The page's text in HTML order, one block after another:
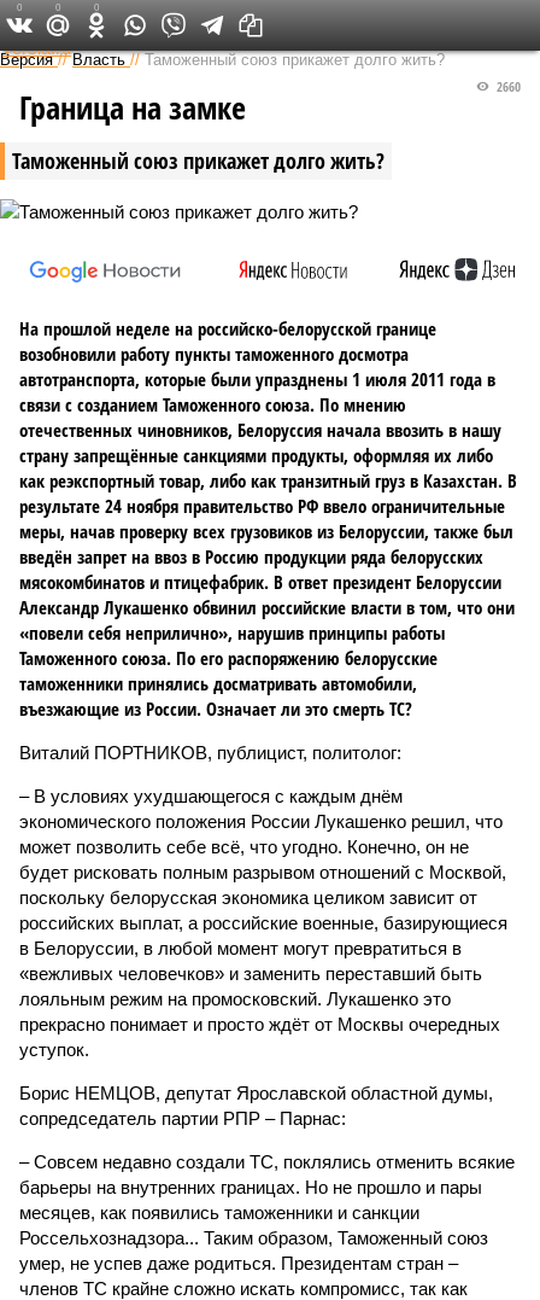
Федеральный выпуск
Версия //Власть //Таможенный союз прикажет долго жить?
Таможенный союз прикажет долго жить?
2660
Граница на замке
На прошлой неделе на российско-белорусской границе
возобновили работу пункты таможенного досмотра
автотранспорта, которые были упразднены 1 июля 2011 года в
связи с созданием Таможенного союза. По мнению
отечественных чиновников, Белоруссия начала ввозить в нашу
страну запрещённые санкциями продукты, оформляя их либо
как реэкспортный товар, либо как транзитный груз в Казахстан. В
результате 24 ноября правительство РФ ввело ограничительные
меры, начав проверку всех грузовиков из Белоруссии, также был
введён запрет на ввоз в Россию продукции ряда белорусских
мясокомбинатов и птицефабрик. В ответ президент Белоруссии
Александр Лукашенко обвинил российские власти в том, что они
«повели себя неприлично», нарушив принципы работы
Таможенного союза. По его распоряжению белорусские
таможенники принялись досматривать автомобили,
въезжающие из России. Означает ли это смерть ТС?
Виталий ПОРТНИКОВ, публицист, политолог:
– В условиях ухудшающегося с каждым днём
экономического положения России Лукашенко решил, что
может позволить себе всё, что угодно. Конечно, он не
будет рисковать полным разрывом отношений с Москвой,
поскольку белорусская экономика целиком зависит от
российских выплат, а российские военные, базирующиеся
в Белоруссии, в любой момент могут превратиться в
«вежливых человечков» и заменить переставший быть
лояльным режим на промосковский. Лукашенко это
прекрасно понимает и просто ждёт от Москвы очередных
уступок.
Борис НЕМЦОВ, депутат Ярославской областной думы,
сопредседатель партии РПР – Парнас:
– Совсем недавно создали ТС, поклялись отменить всякие
барьеры на внутренних границах. Но не прошло и пары
месяцев, как появились таможенники и санкции
Россельхознадзора... Таким образом, Таможенный союз
умер, не успев даже родиться. Президентам стран –
членов ТС крайне сложно искать компромисс, так как
0 0 0